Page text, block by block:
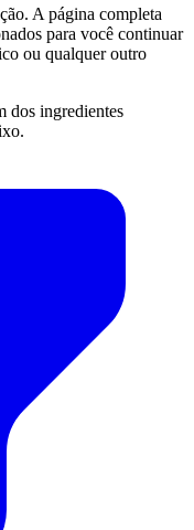
A página completa
para você continuar
ou qualquer outro
dos ingredientes